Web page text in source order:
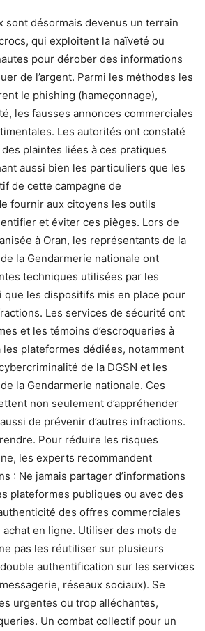
sont désormais devenus un terrain
qui exploitent la naïveté ou
pour dérober des informations
de l’argent. Parmi les méthodes les
le phishing (hameçonnage),
les fausses annonces commerciales
Les autorités ont constaté
plaintes liées à ces pratiques
aussi bien les particuliers que les
de cette campagne de
fournir aux citoyens les outils
et éviter ces pièges. Lors de
à Oran, les représentants de la
la Gendarmerie nationale ont
techniques utilisées par les
que les dispositifs mis en place pour
Les services de sécurité ont
et les témoins d’escroqueries à
plateformes dédiées, notamment
de la DGSN et les
la Gendarmerie nationale. Ces
non seulement d’appréhender
de prévenir d’autres infractions.
Pour réduire les risques
les experts recommandent
: Ne jamais partager d’informations
plateformes publiques ou avec des
des offres commerciales
achat en ligne. Utiliser des mots de
pas les réutiliser sur plusieurs
authentification sur les services
réseaux sociaux). Se
urgentes ou trop alléchantes,
Un combat collectif pour un